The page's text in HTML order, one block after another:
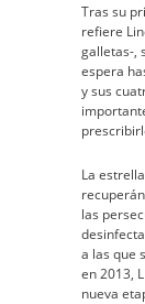
Tras su
refiere
galletas-,
espera
y sus
La
las
a las que
en 2013,
nueva